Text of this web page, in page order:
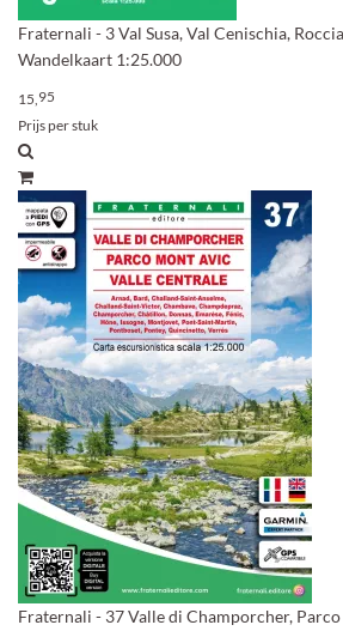
Fraternali - 3 Val Susa, Val Cenischia,
Wandelkaart 1:25.000
15,95
Prijs per stuk
Fraternali - 37 Valle di Champorcher,